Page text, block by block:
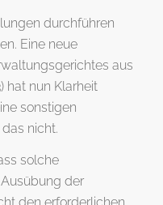
durchführen
Eine neue
aus
hat nun Klarheit
sonstigen
nicht.
solche
der